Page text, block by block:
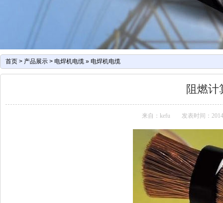
首页 > 产品展示 > 电焊机电缆 » 电焊机电缆
阻燃计
来自：kefu 发表时间：